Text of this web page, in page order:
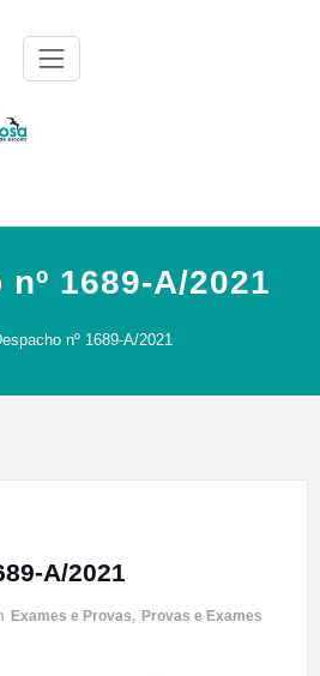
1689-A/2021
nº 1689-A/2021
A/2021
Exames e Provas, Provas e Exames